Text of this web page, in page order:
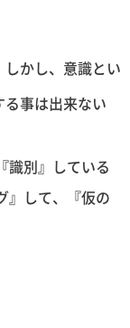
しかし、意識とい
事は出来ない
識別』している
』して、『仮の